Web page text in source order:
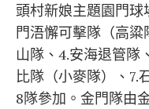
頭村新娘主題園門
門浯懈可擊隊（高
山隊、4.安海退管隊
比隊（小麥隊）、7.
8隊參加。金門隊由